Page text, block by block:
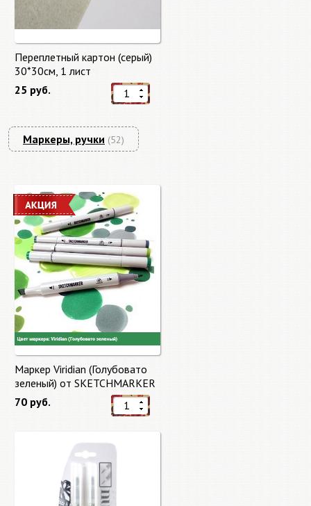
Переплетный картон (серый)
30*30см, 1 лист
25 руб.
Маркеры, ручки (52)
Маркер Viridian (Голубовато
зеленый) от SKETCHMARKER
70 руб.